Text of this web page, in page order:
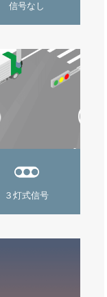
信号なし
３灯式信号